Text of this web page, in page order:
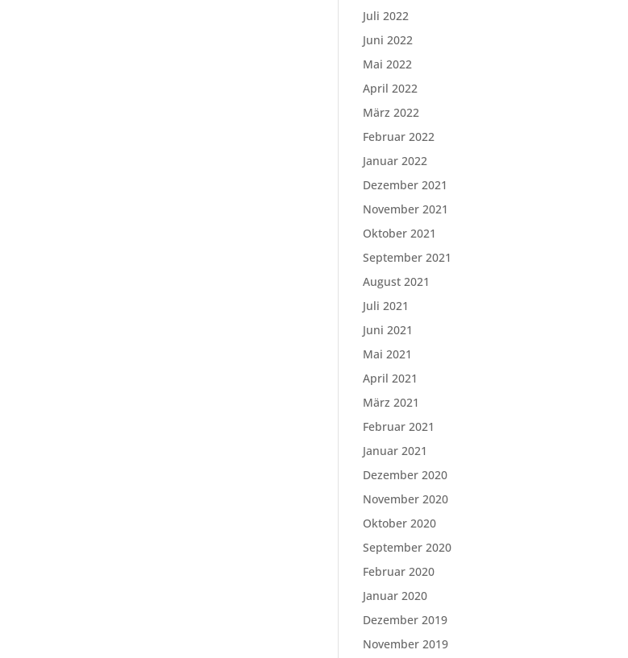
Juli 2022
Juni 2022
Mai 2022
April 2022
März 2022
Februar 2022
Januar 2022
Dezember 2021
November 2021
Oktober 2021
September 2021
August 2021
Juli 2021
Juni 2021
Mai 2021
April 2021
März 2021
Februar 2021
Januar 2021
Dezember 2020
November 2020
Oktober 2020
September 2020
Februar 2020
Januar 2020
Dezember 2019
November 2019